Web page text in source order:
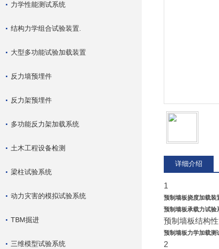
力学性能测试系统
结构力学组合试验装置.
大型多功能试验加载装置
反力墙预埋件
反力架预埋件
多功能反力架加载系统
土木工程设备检测
梁柱试验系统
动力灾害的模拟试验系统
TBM掘进
三维模型试验系统
详细介绍
1
预制墙板挠度加载装
预制墙板承载力试验
预制墙板结构
预制墙板力学加载测
2